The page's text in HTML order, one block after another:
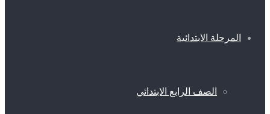
المرحلة الابتدائية
الصف الرابع الابتدائي